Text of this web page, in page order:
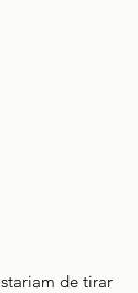
de tirar